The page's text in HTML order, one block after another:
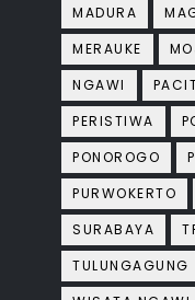
MADURA
MERAUKE
NGAWI
PERISTIWA
PONOROGO
PURWOKERTO
SURABAYA
TULUNGAGUNG